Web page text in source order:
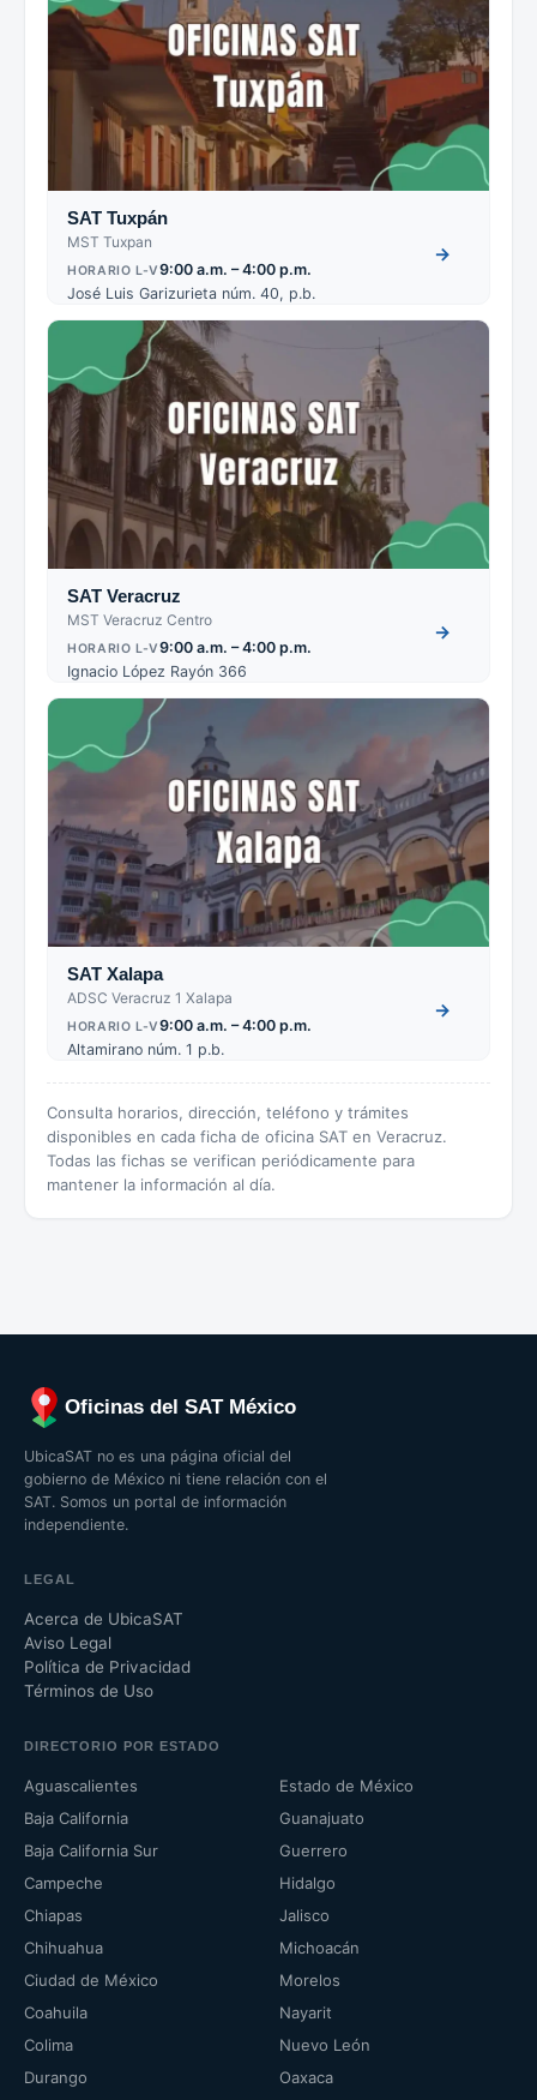
SAT Tuxpán
MST Tuxpan
HORARIO L-V9:00 a.m. – 4:00 p.m.
José Luis Garizurieta núm. 40, p.b.
→
SAT Veracruz
MST Veracruz Centro
HORARIO L-V9:00 a.m. – 4:00 p.m.
Ignacio López Rayón 366
→
SAT Xalapa
ADSC Veracruz 1 Xalapa
HORARIO L-V9:00 a.m. – 4:00 p.m.
Altamirano núm. 1 p.b.
→
Consulta horarios, dirección, teléfono y trámites
disponibles en cada ficha de oficina SAT en Veracruz.
Todas las fichas se verifican periódicamente para
mantener la información al día.
Oficinas del SAT México
UbicaSAT no es una página oficial del
gobierno de México ni tiene relación con el
SAT. Somos un portal de información
independiente.
LEGAL
Acerca de UbicaSAT
Aviso Legal
Política de Privacidad
Términos de Uso
DIRECTORIO POR ESTADO
Aguascalientes
Baja California
Baja California Sur
Campeche
Chiapas
Chihuahua
Ciudad de México
Coahuila
Colima
Durango
Estado de México
Guanajuato
Guerrero
Hidalgo
Jalisco
Michoacán
Morelos
Nayarit
Nuevo León
Oaxaca